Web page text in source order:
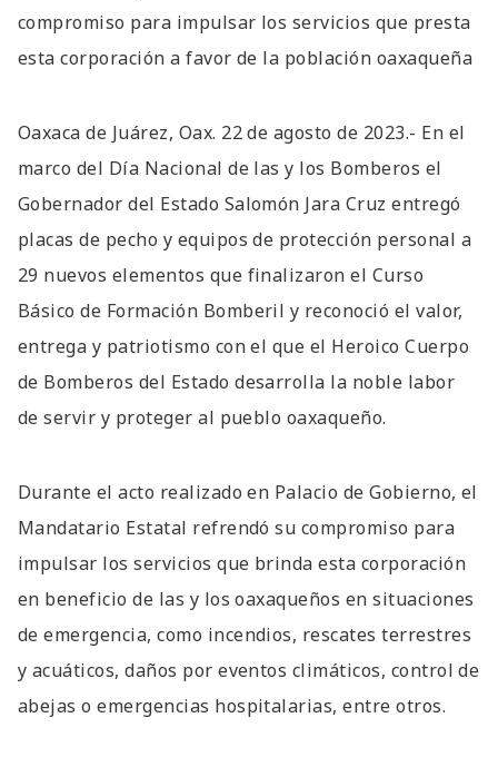
compromiso para impulsar los servicios que presta
esta corporación a favor de la población oaxaqueña
Oaxaca de Juárez, Oax. 22 de agosto de 2023.- En el
marco del Día Nacional de las y los Bomberos el
Gobernador del Estado Salomón Jara Cruz entregó
placas de pecho y equipos de protección personal a
29 nuevos elementos que finalizaron el Curso
Básico de Formación Bomberil y reconoció el valor,
entrega y patriotismo con el que el Heroico Cuerpo
de Bomberos del Estado desarrolla la noble labor
de servir y proteger al pueblo oaxaqueño.
Durante el acto realizado en Palacio de Gobierno, el
Mandatario Estatal refrendó su compromiso para
impulsar los servicios que brinda esta corporación
en beneficio de las y los oaxaqueños en situaciones
de emergencia, como incendios, rescates terrestres
y acuáticos, daños por eventos climáticos, control de
abejas o emergencias hospitalarias, entre otros.